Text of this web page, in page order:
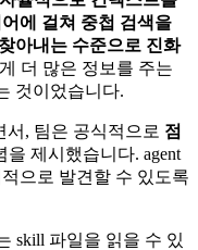
에 걸쳐 중첩 검색을
아내는 수준으로 진화
더 많은 정보를 주는
것이었습니다.
서, 팀은 공식적으로 점
을 제시했습니다. agent
으로 발견할 수 있도록
skill 파일을 읽을 수 있